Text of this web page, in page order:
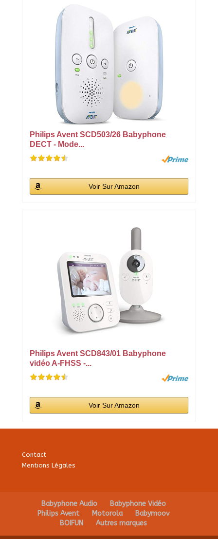
Philips Avent SCD503/26 Babyphone
DECT - Mode...
Voir Sur Amazon
Philips Avent SCD843/01 Babyphone
vidéo A-FHSS -...
Voir Sur Amazon
Contact
Mentions Légales
Babyphone Audio
Babyphone Vidéo
Philips Avent
Motorola
Babymoov
BOIFUN
Autres marques